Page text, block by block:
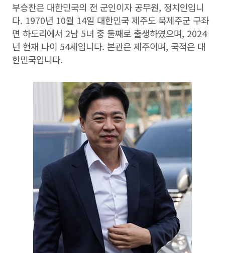
부승찬은 대한민국의 전 군인이자 공무원, 정치인입니
다. 1970년 10월 14일 대한민국 제주도 북제주군 구좌
면 하도리에서 2남 5녀 중 둘째로 출생하였으며, 2024
년 현재 나이 54세입니다. 본관은 제주이며, 국적은 대
한민국입니다.